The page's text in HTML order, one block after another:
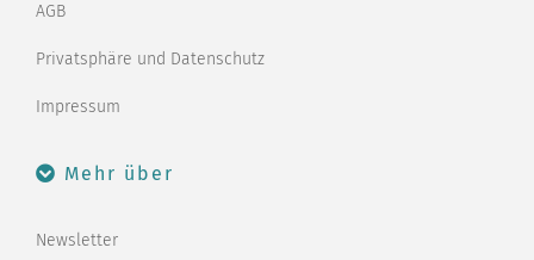
AGB
Privatsphäre und Datenschutz
Impressum
Mehr über
Newsletter